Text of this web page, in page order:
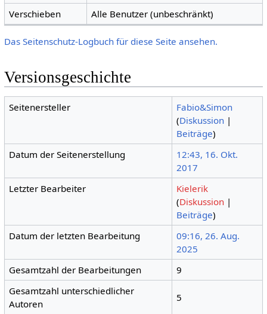
Verschieben
Alle Benutzer (unbeschränkt)
Das Seitenschutz-Logbuch für diese Seite ansehen.
Versionsgeschichte
Seitenersteller
Fabio&Simon
(Diskussion |
Beiträge)
Datum der Seitenerstellung
12:43, 16. Okt.
2017
Letzter Bearbeiter
Kielerik
(Diskussion |
Beiträge)
Datum der letzten Bearbeitung
09:16, 26. Aug.
2025
Gesamtzahl der Bearbeitungen
9
Gesamtzahl unterschiedlicher
Autoren
5